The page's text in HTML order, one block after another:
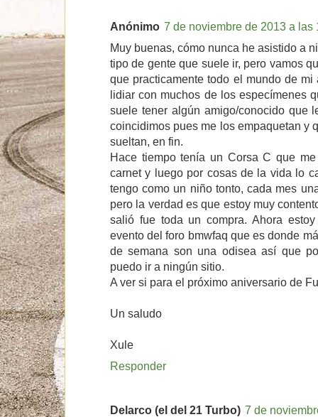
Anónimo 7 de noviembre de 2013 a las
Muy buenas, cómo nunca he asistido a
tipo de gente que suele ir, pero vamos
que practicamente todo el mundo de
lidiar con muchos de los especímenes
suele tener algún amigo/conocido que
coincidimos pues me los empaquetan y
sueltan, en fin.
Hace tiempo tenía un Corsa C que
carnet y luego por cosas de la vida lo
tengo como un niño tonto, cada mes
pero la verdad es que estoy muy
salió fue toda un compra. Ahora
evento del foro bmwfaq que es donde
de semana son una odisea así que
puedo ir a ningún sitio.
A ver si para el próximo aniversario de
Un saludo
Xule
Responder
Delarco (el del 21 Turbo) 7 de